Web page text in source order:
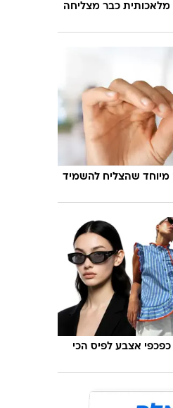
מלאכותית כבר מצליחה
מיוחד שהצליח להשמיד
אצבע לפיס הכי